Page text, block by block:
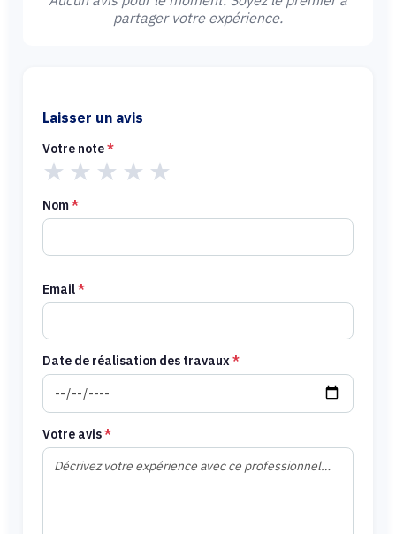
partager votre expérience.
Laisser un avis
Votre note*
★ ★ ★ ★ ★
Nom*
Email*
Date de réalisation des travaux *
Votre avis*